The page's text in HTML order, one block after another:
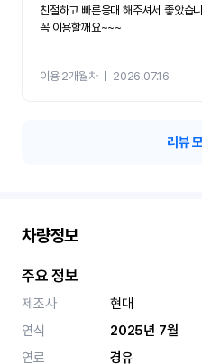
친절하고 빠른응대 해주셔서 좋았습
꼭 이용할깨요~~~
이용 2개월차ㅣ 2026.07.16
리뷰
차량정보
주요 정보
제조사
현대
연식
2025년 7월
연료
경유